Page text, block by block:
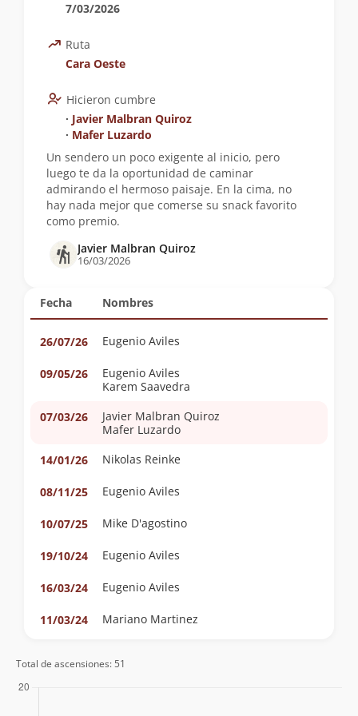
Fecha Nombres
26/07/26 Eugenio Aviles
09/05/26
Eugenio Aviles
Karem Saavedra
07/03/26
Javier Malbran Quiroz
Mafer Luzardo
14/01/26
Nikolas Reinke
08/11/25 Eugenio Aviles
10/07/25 Mike D'agostino
19/10/24 Eugenio Aviles
16/03/24 Eugenio Aviles
11/03/24 Mariano Martinez
7/03/2026
Ruta
Cara Oeste
Hicieron cumbre
∙ Javier Malbran Quiroz
∙ Mafer Luzardo
Un sendero un poco exigente al inicio, pero
luego te da la oportunidad de caminar
admirando el hermoso paisaje. En la cima, no
hay nada mejor que comerse su snack favorito
como premio.
Javier Malbran Quiroz
16/03/2026
Total de ascensiones: 51